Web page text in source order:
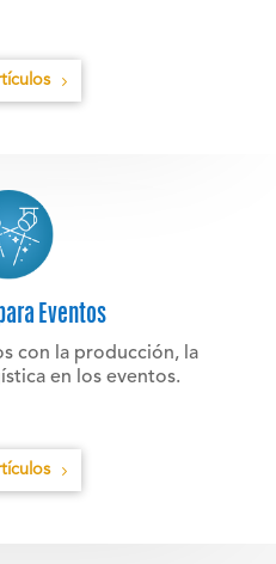
Eventos
con la producción, la
en los eventos.